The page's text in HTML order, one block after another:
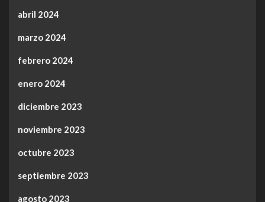
abril 2024
marzo 2024
febrero 2024
enero 2024
diciembre 2023
noviembre 2023
octubre 2023
septiembre 2023
agosto 2023